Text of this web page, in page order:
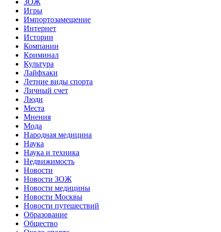
Игры
Импортозамещение
Интернет
Истории
Компании
Криминал
Культура
Лайфхаки
Летние виды спорта
Личный счет
Люди
Места
Мнения
Мода
Народная медицина
Наука
Наука и техника
Недвижимость
Новости
Новости ЗОЖ
Новости медицины
Новости Москвы
Новости путешествий
Образование
Общество